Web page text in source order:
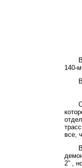
140-
все,
2” ,